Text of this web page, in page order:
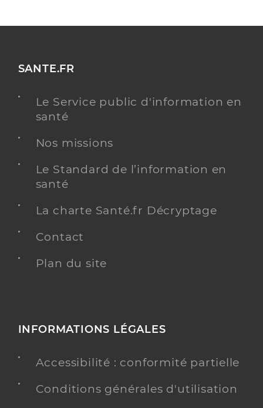
SANTE.FR
Le Service public d'information en
santé
Nos missions
Le Standard de l’information en
santé
La charte Santé.fr Décryptage
Contact
Plan du site
INFORMATIONS LÉGALES
Accessibilité : conformité partielle
Conditions générales d'utilisation